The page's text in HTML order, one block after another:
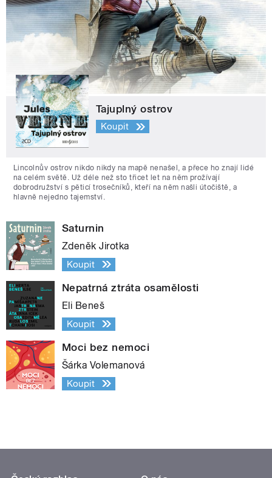
Tajuplný ostrov
Koupit
Lincolnův ostrov nikdo nikdy na mapě nenašel, a přece ho znají lidé
na celém světě. Už déle než sto třicet let na něm prožívají
dobrodružství s pěticí trosečníků, kteří na něm našli útočiště, a
hlavně nejedno tajemství.
Saturnin
Zdeněk Jirotka
Koupit
Nepatrná ztráta osamělosti
Eli Beneš
Koupit
Moci bez nemoci
Šárka Volemanová
Koupit